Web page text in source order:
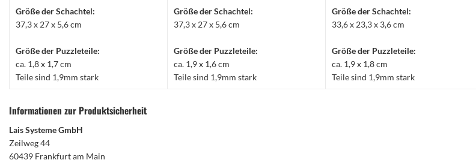
Größe der Schachtel:
37,3 x 27 x 5,6 cm
Größe der Puzzleteile:
ca. 1,8 x 1,7 cm
Teile sind 1,9mm stark
Größe der Schachtel:
37,3 x 27 x 5,6 cm
Größe der Puzzleteile:
ca. 1,9 x 1,6 cm
Teile sind 1,9mm stark
Größe der Schachtel:
33,6 x 23,3 x 3,6 cm
Größe der Puzzleteile:
ca. 1,9 x 1,8 cm
Teile sind 1,9mm stark
Informationen zur Produktsicherheit
Lais Systeme GmbH
Zeilweg 44
60439 Frankfurt am Main